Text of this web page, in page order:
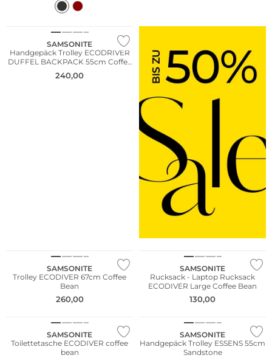
SAMSONITE
Handgepäck Trolley ECODRIVER
DUFFEL BACKPACK 55cm Coffee
Bean
240,00
SAMSONITE
Trolley ECODIVER 67cm Coffee
Bean
260,00
NEU
SAMSONITE
Rucksack - Laptop Rucksack
ECODIVER Large Coffee Bean
130,00
SAMSONITE
Toilettetasche ECODIVER coffee
bean
SAMSONITE
Handgepäck Trolley ESSENS 55cm
Sandstone